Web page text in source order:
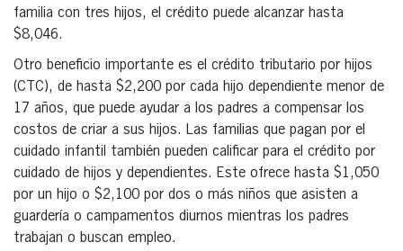
familia con tres hijos, el crédito puede alcanzar hasta
$8,046.
Otro beneficio importante es el crédito tributario por hijos
(CTC), de hasta $2,200 por cada hijo dependiente menor de
17 años, que puede ayudar a los padres a compensar los
costos de criar a sus hijos. Las familias que pagan por el
cuidado infantil también pueden calificar para el crédito por
cuidado de hijos y dependientes. Este ofrece hasta $1,050
por un hijo o $2,100 por dos o más niños que asisten a
guardería o campamentos diurnos mientras los padres
trabajan o buscan empleo.